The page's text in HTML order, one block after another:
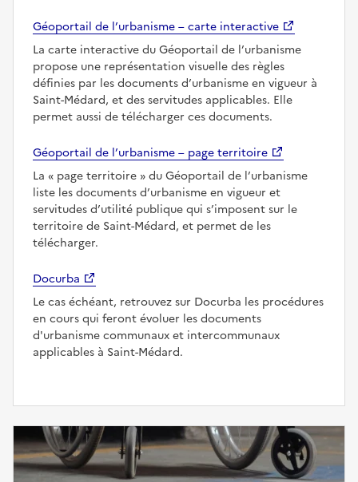
Géoportail de l’urbanisme – carte interactive
La carte interactive du Géoportail de l’urbanisme
propose une représentation visuelle des règles
définies par les documents d’urbanisme en vigueur à
Saint-Médard, et des servitudes applicables. Elle
permet aussi de télécharger ces documents.
Géoportail de l’urbanisme – page territoire
La
page territoire
du Géoportail de l’urbanisme
liste les documents d’urbanisme en vigueur et
servitudes d’utilité publique qui s’imposent sur le
territoire de Saint-Médard, et permet de les
télécharger.
Docurba
Le cas échéant, retrouvez sur Docurba les procédures
en cours qui feront évoluer les documents
d'urbanisme communaux et intercommunaux
applicables à Saint-Médard.